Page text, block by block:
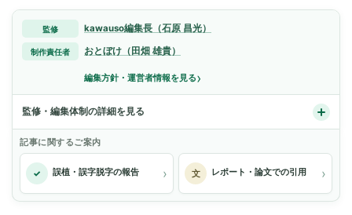
監修 kawauso編集長（石原 昌光）
制作責任者 おとぼけ（田畑 雄貴）
編集方針・運営者情報を見る›
監修・編集体制の詳細を見る
記事に関するご案内
✓ 誤植・誤字脱字の報告 › 文 レポート・論文での引用 ›